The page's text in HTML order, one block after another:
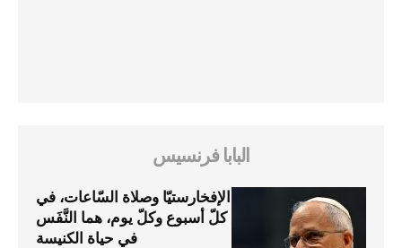
البابا فرنسيس
الإفخارستيّا وصلاة السّاعات، في
كلّ أسبوع وكلّ يوم، هما النَّفَس
في حياة الكنيسة